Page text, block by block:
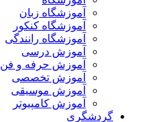
آموزشگاه زبان
آموزشگاه کنکور
آموزشگاه رانندگی
آموزش درسی
آموزش حرفه و فن
آموزش تخصصی
آموزش موسیقی
آموزش کامپیوتر
گردشگری